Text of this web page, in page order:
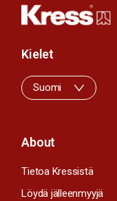
About
Tietoa Kressistä
Löydä jälleenmyyjä
Kielet
Suomi